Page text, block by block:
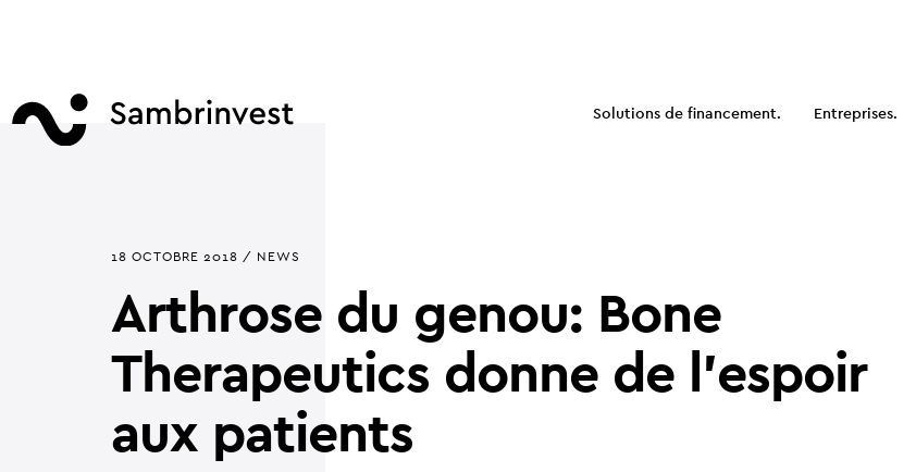
Solutions de financement. Entreprises.
18 OCTOBRE 2018 / NEWS
Arthrose du genou: Bone
Therapeutics donne de l'espoir
aux patients